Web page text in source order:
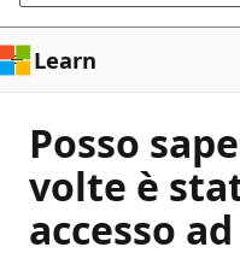
Learn
Posso
volte è
accesso